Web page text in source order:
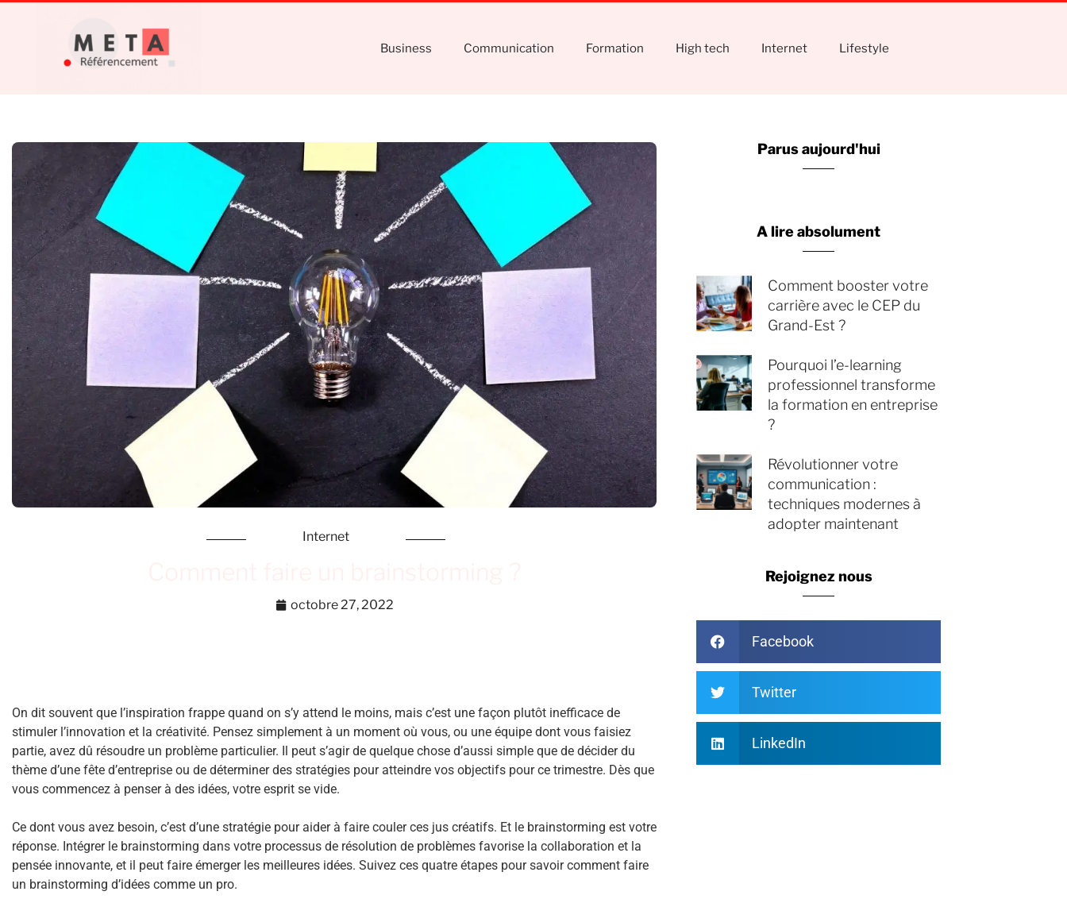
Business Communication Formation High tech Internet Lifestyle
Internet
octobre 27, 2022
On dit souvent que l’inspiration frappe quand on s’y attend le moins, mais c’est une façon plutôt inefficace de
stimuler l’innovation et la créativité. Pensez simplement à un moment où vous, ou une équipe dont vous faisiez
partie, avez dû résoudre un problème particulier. Il peut s’agir de quelque chose d’aussi simple que de décider du
thème d’une fête d’entreprise ou de déterminer des stratégies pour atteindre vos objectifs pour ce trimestre. Dès que
vous commencez à penser à des idées, votre esprit se vide.
Ce dont vous avez besoin, c’est d’une stratégie pour aider à faire couler ces jus créatifs. Et le brainstorming est votre
réponse. Intégrer le brainstorming dans votre processus de résolution de problèmes favorise la collaboration et la
pensée innovante, et il peut faire émerger les meilleures idées. Suivez ces quatre étapes pour savoir comment faire
un brainstorming d’idées comme un pro.
Parus aujourd'hui
A lire absolument
Comment booster votre
carrière avec le CEP du
Grand-Est ?
Pourquoi l’e-learning
professionnel transforme
la formation en entreprise
?
Révolutionner votre
communication :
techniques modernes à
adopter maintenant
Rejoignez nous
Facebook
Twitter
LinkedIn